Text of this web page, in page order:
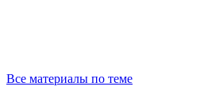
Все материалы по теме